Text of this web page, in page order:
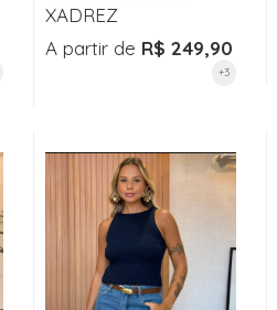
XADREZ
A partir de R$ 249,90
+3